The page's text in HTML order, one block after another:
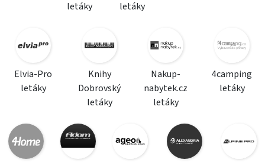
letáky
letáky
Elvia-Pro
letáky
Knihy
Dobrovský
letáky
Nakup-
nabytek.cz
letáky
4camping
letáky